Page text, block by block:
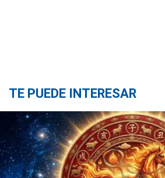
TE PUEDE INTERESAR